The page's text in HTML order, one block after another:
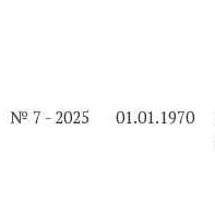
№ 7 - 2025
01.01.1970